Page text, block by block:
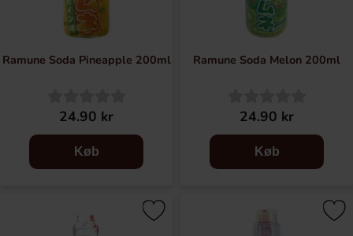
Ramune Soda Pineapple 200ml
24.90 kr
Køb
Ramune Soda Melon 200ml
24.90 kr
Køb